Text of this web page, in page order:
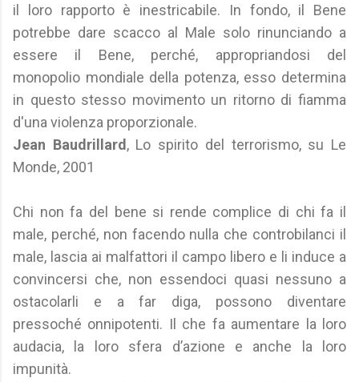
il loro rapporto è inestricabile. In fondo, il Bene
potrebbe dare scacco al Male solo rinunciando a
essere il Bene, perché, appropriandosi del
monopolio mondiale della potenza, esso determina
in questo stesso movimento un ritorno di fiamma
d'una violenza proporzionale.
Jean Baudrillard , Lo spirito del terrorismo, su Le
Monde, 2001
Chi non fa del bene si rende complice di chi fa il
male, perché, non facendo nulla che controbilanci il
male, lascia ai malfattori il campo libero e li induce a
convincersi che, non essendoci quasi nessuno a
ostacolarli e a far diga, possono diventare
pressoché onnipotenti. Il che fa aumentare la loro
audacia, la loro sfera d’azione e anche la loro
impunità.